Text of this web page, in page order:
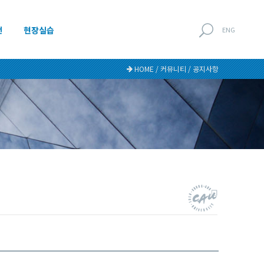
현장실습 ENG
HOME / 커뮤니티 / 공지사항